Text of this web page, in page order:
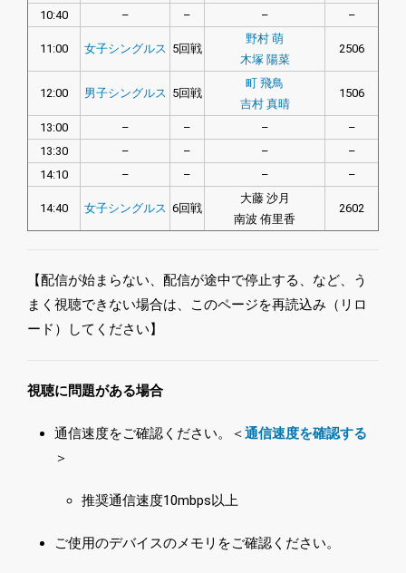
10:40 – – – –
11:00 女子シングルス 5回戦
野村 萌
木塚 陽菜
2506
12:00 男子シングルス 5回戦
町 飛鳥
吉村 真晴
1506
13:00 – – –
–
13:30
– – –
–
14:10
– – – –
14:40 女子シングルス 6回戦
大藤 沙月
南波 侑里香
2602
【配信が始まらない、配信が途中で停止する、など、う
まく視聴できない場合は、このページを再読込み（リロ
ード）してください】
視聴に問題がある場合
通信速度をご確認ください。＜通信速度を確認する
＞
推奨通信速度10mbps以上
ご使用のデバイスのメモリをご確認ください。